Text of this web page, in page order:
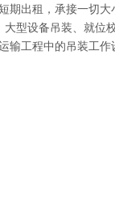
出租，承接一切大
型设备吊装、就位
输工程中的吊装工作